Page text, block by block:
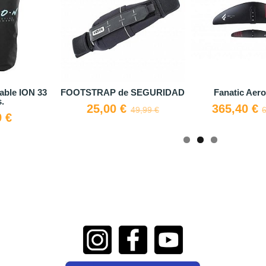
HINCHABLE
COD
€
Stohkt Out of world
31,92 €39,90 €
Amaze